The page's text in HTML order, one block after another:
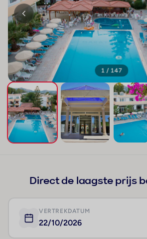
1 / 147
Direct de laagste prijs
VERTREKDATUM
22/10/2026